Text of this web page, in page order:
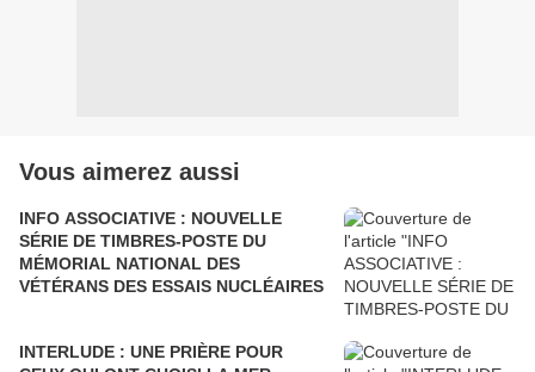
Vous aimerez aussi
INFO ASSOCIATIVE : NOUVELLE
SÉRIE DE TIMBRES-POSTE DU
MÉMORIAL NATIONAL DES
VÉTÉRANS DES ESSAIS NUCLÉAIRES
INTERLUDE : UNE PRIÈRE POUR